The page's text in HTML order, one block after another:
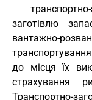
заготівлю
вантажно-
до місця їх
страхування
Транспортно-